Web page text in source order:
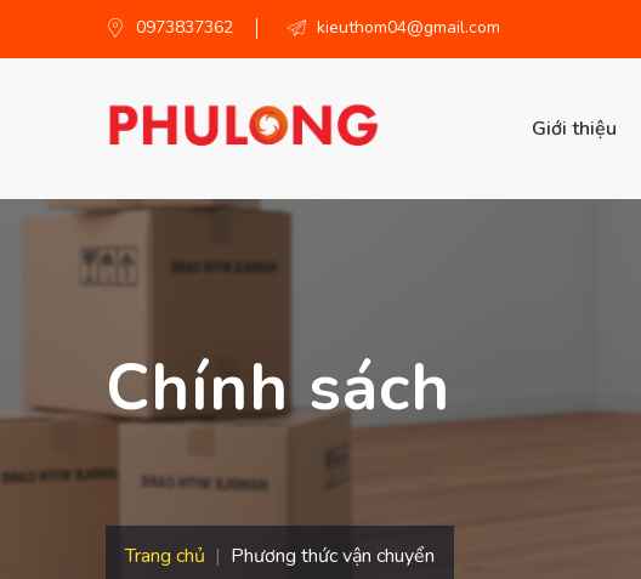
0973837362 kieuthom04@gmail.com
Giới thiệu
Chính sách
Trang chủ Phương thức vận chuyển